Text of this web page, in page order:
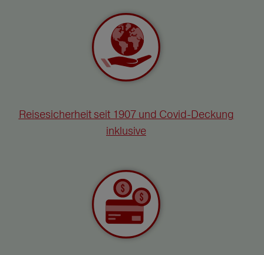
Reisesicherheit seit 1907 und Covid-Deckung
inklusive